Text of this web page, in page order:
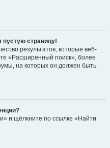
пустую страницу!
результатов, которые веб-
«Расширенный поиск», более
на которых он должен быть
и щёлкните по ссылке «Найти